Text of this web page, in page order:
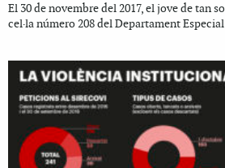
El 30 de novembre del 2017, el jove de tan
cel·la número 208 del Departament